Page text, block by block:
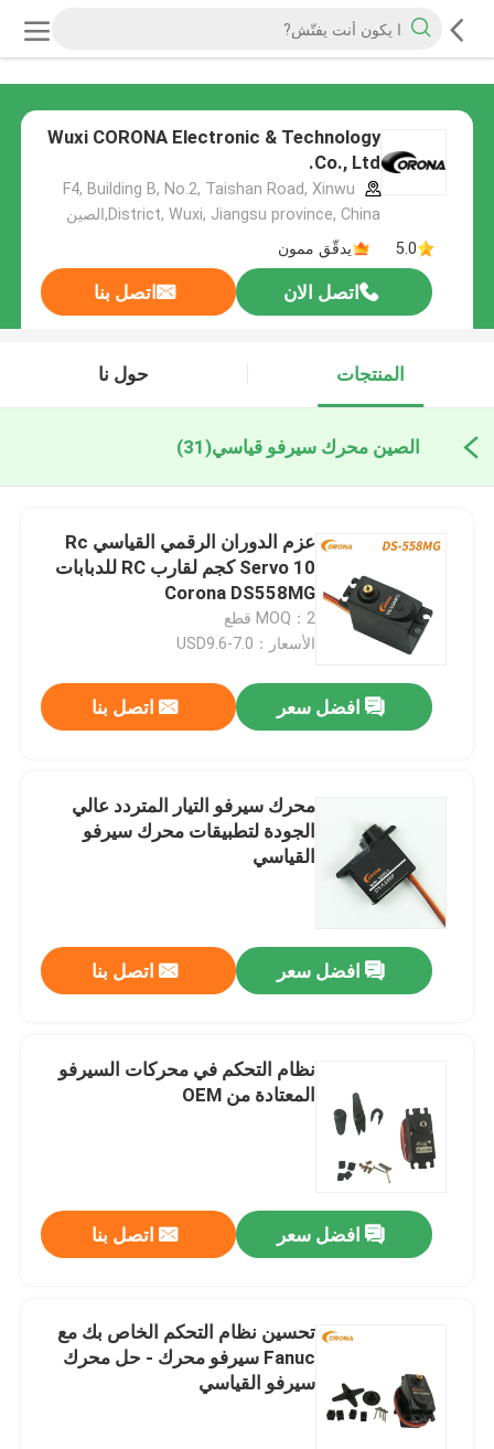
Wuxi CORONA Electronic & Technology
Co., Ltd.
F4, Building B, No.2, Taishan Road, Xinwu
District, Wuxi, Jiangsu province, China,الصين
5.0
يدقّق ممون
اتصل الان اتصل بنا
المنتجات حول نا
الصين محرك سيرفو قياسي(31)
عزم الدوران الرقمي القياسي Rc
Servo 10 كجم لقارب RC للدبابات
Corona DS558MG
MOQ：2 قطع
الأسعار：USD9.6-7.0
افضل سعر اتصل بنا
محرك سيرفو التيار المتردد عالي
الجودة لتطبيقات محرك سيرفو
القياسي
افضل سعر اتصل بنا
نظام التحكم في محركات السيرفو
المعتادة من OEM
افضل سعر اتصل بنا
تحسين نظام التحكم الخاص بك مع
Fanuc سيرفو محرك - حل محرك
سيرفو القياسي